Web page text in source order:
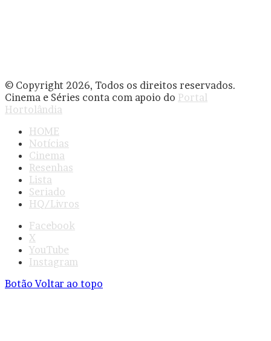
© Copyright 2026, Todos os direitos reservados.
Cinema e Séries conta com apoio do Portal
Hortolândia
HOME
Notícias
Cinema
Resenhas
Lista
Seriado
HQ/Livros
Facebook
X
YouTube
Instagram
Botão Voltar ao topo